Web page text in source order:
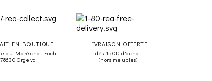
EN BOUTIQUE
du Maréchal Foch
78630 Orgeval
LIVRAISON OFFERTE
dès 150€ d'achat
(hors meubles)